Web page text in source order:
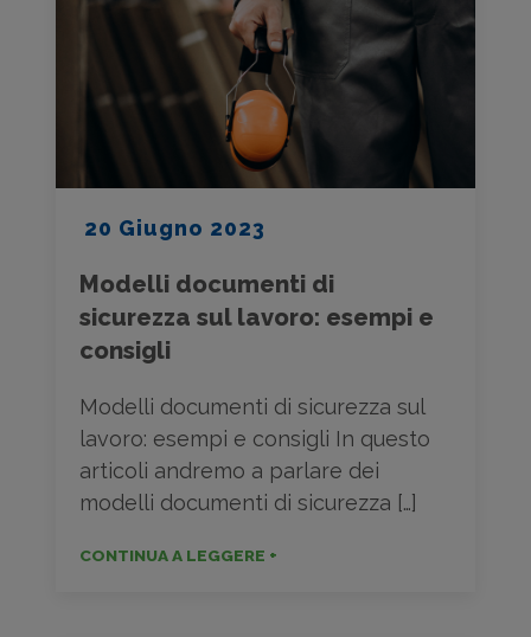
20 Giugno 2023
Modelli documenti di
sicurezza sul lavoro: esempi e
consigli
Modelli documenti di sicurezza sul
lavoro: esempi e consigli In questo
articoli andremo a parlare dei
modelli documenti di sicurezza […]
CONTINUA A LEGGERE +